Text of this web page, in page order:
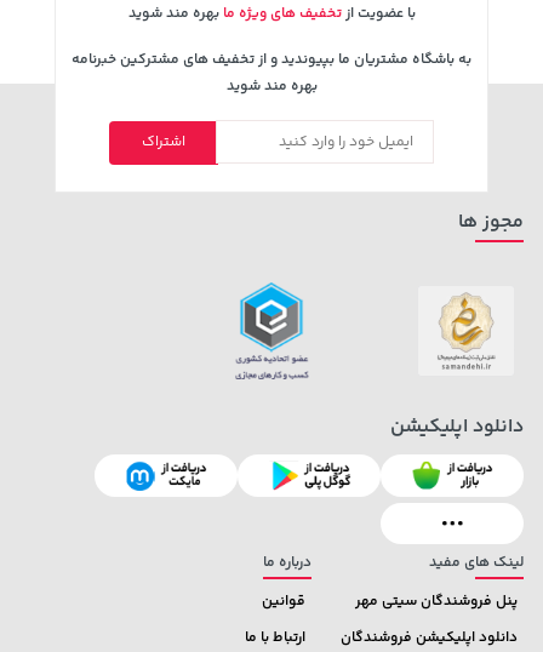
با عضویت ازتخفیف های ویژه ما بهره مند شوید
به باشگاه مشتریان ما بپیوندید و از تخفیف های مشترکین خبرنامه
بهره مند شوید
اشتراک
لینک های مفید
پنل فروشندگان سیتی مهر
دانلود اپلیکیشن فروشندگان
درباره ما
قوانین
ارتباط با ما
مجوز ها
دانلود اپلیکیشن